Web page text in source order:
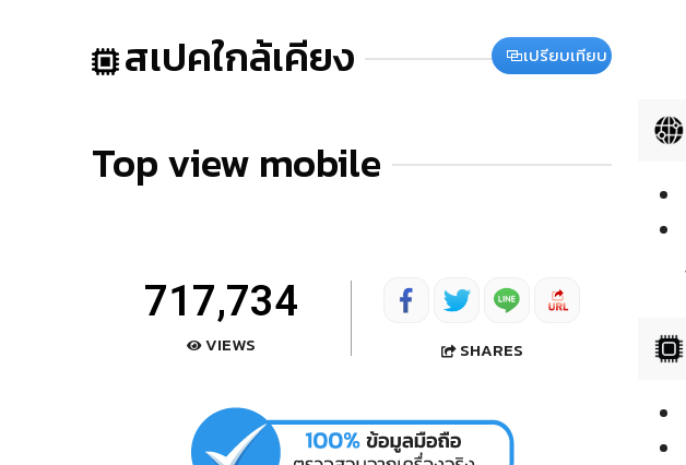
สเปคใกล้เคียง เปรียบเทียบ
Top view mobile
717,734
VIEWS SHARES